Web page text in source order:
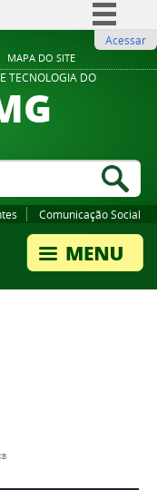
MAPA DO SITE
Comunica BR
Participe
Legislação
Acessar
TECNOLOGIA DO
Comunicação Social